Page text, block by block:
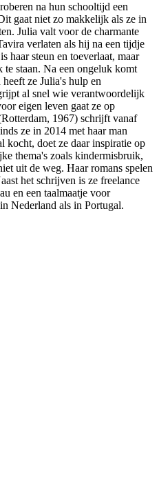
na hun schooltijd een
gaat niet zo makkelijk als ze in
Julia valt voor de charmante
verlaten als hij na een tijdje
haar steun en toeverlaat, maar
staan. Na een ongeluk komt
ze Julia's hulp en
al snel wie verantwoordelijk
eigen leven gaat ze op
1967) schrijft vanaf
ze in 2014 met haar man
kocht, doet ze daar inspiratie op
thema's zoals kindermisbruik,
uit de weg. Haar romans spelen
het schrijven is ze freelance
en een taalmaatje voor
Nederland als in Portugal.